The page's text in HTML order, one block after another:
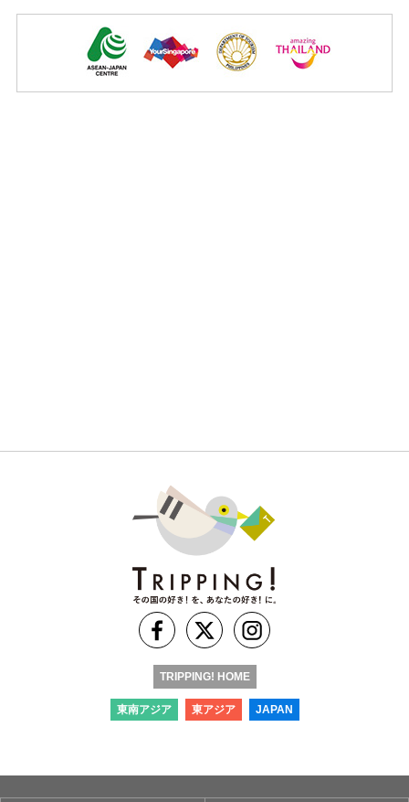
TRIPPING! HOME
東南アジア 東アジア JAPAN